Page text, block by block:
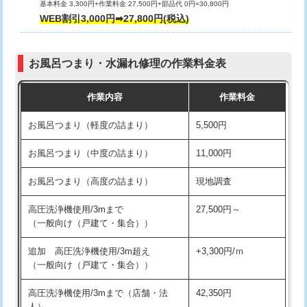
交換・取付（タンク）
交換・取付（普通便座） 11,000円+材料費
交換・取付（温水洗浄便座） 16,500円+材料費
交換・取付(単水栓（壁付・デッキ
式）)
13,200円+材料費
交換・取付(混合水栓（壁付・デッキ
式・ワンホール）)
16,500円+材料費
交換・取付(排水栓・排水トラップ
（P/S/ポップアップ））
22,000円+材料費
交換・取付（その他部品） 11,000円+材料費
持込商品取付（単水栓） 13,200円
基本料金 3,300円+作業料金 27,500円+部品代 0円=30,800円
WEB割引3,000円➡27,800円(税込)
お風呂つまり・水漏れ修理の作業料金表
作業内容 作業料金
お風呂つまり（軽度の詰まり） 5,500円
お風呂つまり（中度の詰まり） 11,000円
お風呂つまり（高度の詰まり） 現地調査
高圧洗浄機使用/3mまで
（一般向け（戸建て・集合））
27,500円～
追加 高圧洗浄機使用/3m超え
（一般向け（戸建て・集合））
+3,300円/ｍ
高圧洗浄機使用/3mまで（店舗・法
42,350円